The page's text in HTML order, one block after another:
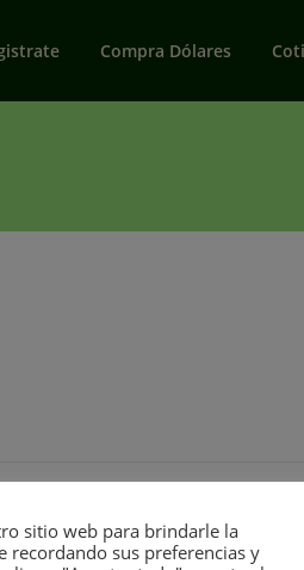
Compra Dólares
list (790x338) | screenr-service-
sitio web para brindarle la
recordando sus preferencias y